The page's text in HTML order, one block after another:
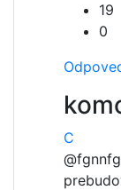
19
0
C